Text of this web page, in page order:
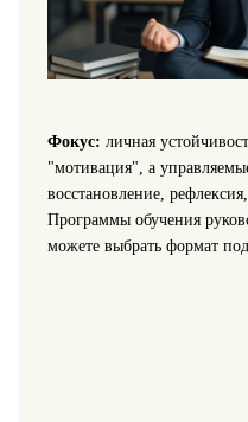
Фокус: личная
"мотивация", а
восстановление,
Программы обучения
можете выбрать формат